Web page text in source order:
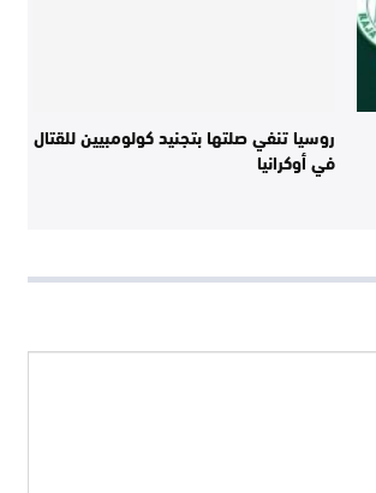
روسيا تنفي صلتها بتجنيد كولومبيين للقتال
في أوكرانيا